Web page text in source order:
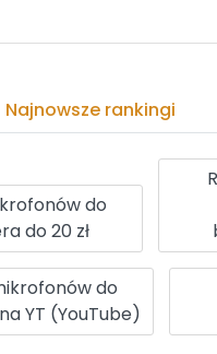
Najnowsze rankingi
do
do 20 zł
do
YT (YouTube)